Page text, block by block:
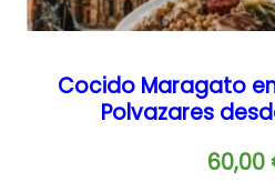
Cocido Maragato
Polvazares
60,00